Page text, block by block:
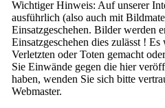
Wichtiger Hinweis: Auf unserer
ausführlich (also auch mit
Einsatzgeschehen. Bilder werden
Einsatzgeschehen dies zulässt !
Verletzten oder Toten gemacht
Sie Einwände gegen die hier
haben, wenden Sie sich bitte
Webmaster.